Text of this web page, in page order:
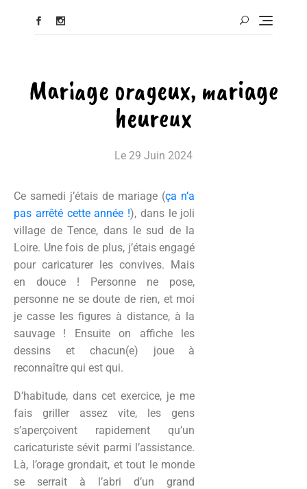
Mariage orageux, mariage
heureux
Le 29 Juin 2024
Ce samedi j’étais de mariage (ça n’a
pas arrêté cette année !), dans le joli
village de Tence, dans le sud de la
Loire. Une fois de plus, j’étais engagé
pour caricaturer les convives. Mais
en douce ! Personne ne pose,
personne ne se doute de rien, et moi
je casse les figures à distance, à la
sauvage ! Ensuite on affiche les
dessins et chacun(e) joue à
reconnaître qui est qui.
D’habitude, dans cet exercice, je me
fais griller assez vite, les gens
s’aperçoivent rapidement qu’un
caricaturiste sévit parmi l’assistance.
Là, l’orage grondait, et tout le monde
se serrait à l’abri d’un grand